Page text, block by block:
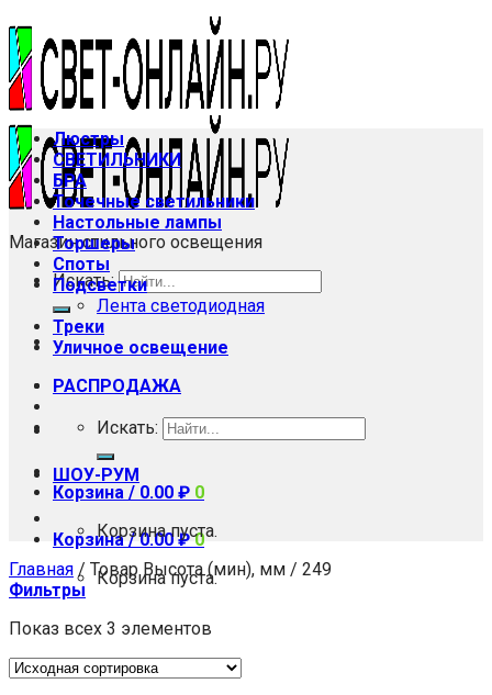
Магазин стильного освещения
Искать:
РАСПРОДАЖА
ШОУ-РУМ
Корзина /0.00₽ 0
Корзина пуста.
Люстры
СВЕТИЛЬНИКИ
БРА
Точечные светильники
Настольные лампы
Торшеры
Споты
Подсветки
Лента светодиодная
Треки
Уличное освещение
Искать:
Корзина / 0.00 ₽ 0
Корзина пуста.
Главная / Товар Высота (мин), мм / 249
Фильтры
Показ всех 3 элементов